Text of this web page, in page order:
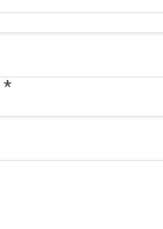
*